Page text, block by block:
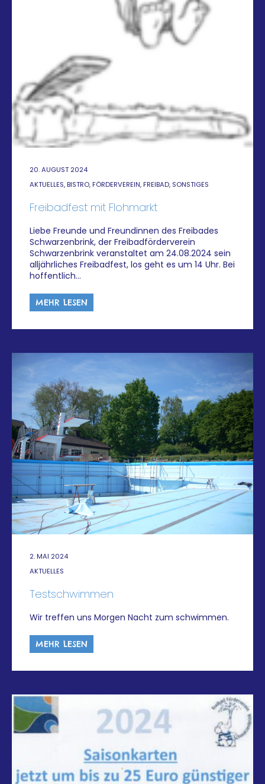
20. AUGUST 2024
AKTUELLES, BISTRO, FÖRDERVEREIN, FREIBAD, SONSTIGES
Freibadfest mit Flohmarkt
Liebe Freunde und Freundinnen des Freibades
Schwarzenbrink, der Freibadförderverein
Schwarzenbrink veranstaltet am 24.08.2024 sein
alljährliches Freibadfest, los geht es um 14 Uhr. Bei
hoffentlich…
MEHR LESEN
2. MAI 2024
AKTUELLES
Testschwimmen
Wir treffen uns Morgen Nacht zum schwimmen.
MEHR LESEN